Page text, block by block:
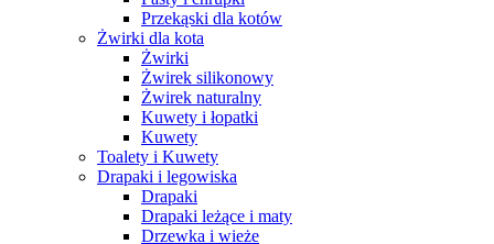
Przekąski dla kotów
Żwirki dla kota
Żwirki
Żwirek silikonowy
Żwirek naturalny
Kuwety i łopatki
Kuwety
Toalety i Kuwety
Drapaki i legowiska
Drapaki
Drapaki leżące i maty
Drzewka i wieże